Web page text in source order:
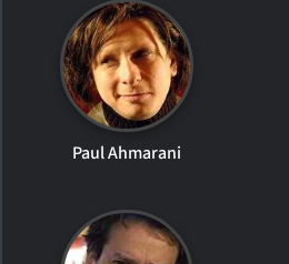
Paul Ahmarani